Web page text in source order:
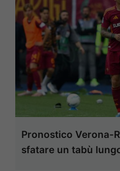
Pronostico Verona-
sfatare un tabù